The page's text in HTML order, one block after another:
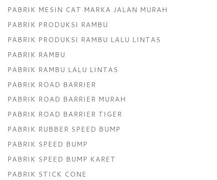
PABRIK MESIN CAT MARKA JALAN MURAH
PABRIK PRODUKSI RAMBU
PABRIK PRODUKSI RAMBU LALU LINTAS
PABRIK RAMBU
PABRIK RAMBU LALU LINTAS
PABRIK ROAD BARRIER
PABRIK ROAD BARRIER MURAH
PABRIK ROAD BARRIER TIGER
PABRIK RUBBER SPEED BUMP
PABRIK SPEED BUMP
PABRIK SPEED BUMP KARET
PABRIK STICK CONE